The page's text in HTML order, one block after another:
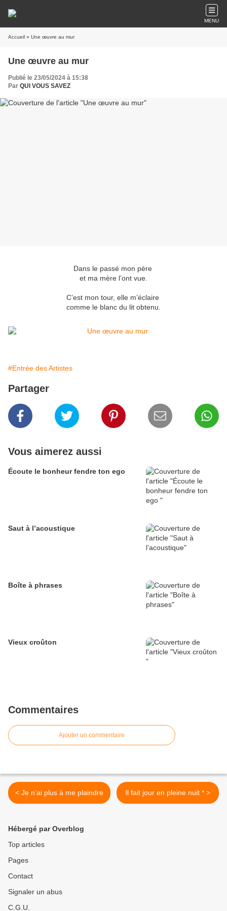
MENU
Accueil » Une œuvre au mur
Une œuvre au mur
Publié le 23/05/2024 à 15:38
Par QUI VOUS SAVEZ
Dans le passé mon père
et ma mère l’ont vue.
C’est mon tour, elle m’éclaire
comme le blanc du lit obtenu.
#Entrée des Artistes
Partager
Vous aimerez aussi
Écoute le bonheur fendre ton ego
Saut à l’acoustique
Boîte à phrases
Vieux croûton
Commentaires
Ajouter un commentaire
< Je n’ai plus à me plaindre Il fait jour en pleine nuit * >
Hébergé par Overblog
Top articles
Pages
Contact
Signaler un abus
C.G.U.